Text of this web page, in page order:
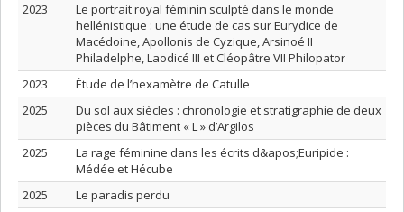
2023
Le portrait royal féminin sculpté dans le monde
hellénistique : une étude de cas sur Eurydice de
Macédoine, Apollonis de Cyzique, Arsinoé II
Philadelphe, Laodicé III et Cléopâtre VII Philopator
2023
Étude de l’hexamètre de Catulle
2025
Du sol aux siècles : chronologie et stratigraphie de deux
pièces du Bâtiment « L » d’Argilos
2025
La rage féminine dans les écrits d&apos;Euripide :
Médée et Hécube
2025
Le paradis perdu